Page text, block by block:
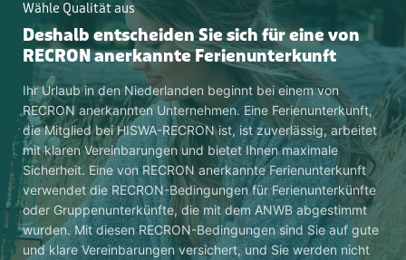
Wähle Qualität aus
Deshalb entscheiden Sie sich für eine von
RECRON anerkannte Ferienunterkunft
Ihr Urlaub in den Niederlanden beginnt bei einem von
RECRON anerkannten Unternehmen. Eine Ferienunterkunft,
die Mitglied bei HISWA-RECRON ist, ist zuverlässig, arbeitet
mit klaren Vereinbarungen und bietet Ihnen maximale
Sicherheit. Eine von RECRON anerkannte Ferienunterkunft
verwendet die RECRON-Bedingungen für Ferienunterkünfte
oder Gruppenunterkünfte, die mit dem ANWB abgestimmt
wurden. Mit diesen RECRON-Bedingungen sind Sie auf gute
und klare Vereinbarungen versichert, und Sie werden nicht